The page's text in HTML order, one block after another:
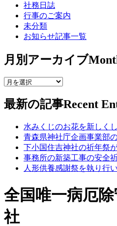
社務日誌
行事のご案内
未分類
お知らせ記事一覧
月別アーカイブ
最新の記事Recent
水みくじのお花を新しくし
青森県神社庁企画事業部
下小国住吉神社の祈年祭
事務所の新築工事の安全
人形供養感謝祭を執り行
全国唯一病厄
社